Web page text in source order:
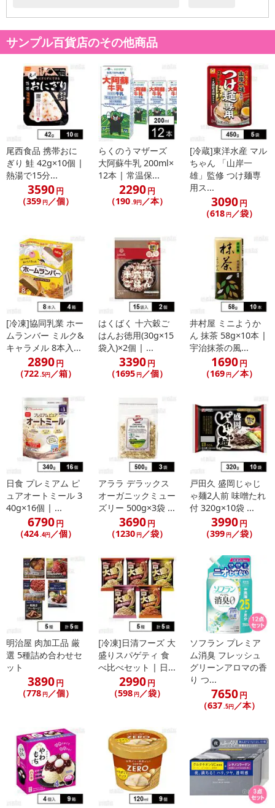
また、お届け日時のご指定は、お受けできません。宅配業者からの
不在票にてご対応ください。
※発送予定日は前後する場合がございます。また商品によって発送
日が異なります。
※dショッピングサンプル百貨店よりお届けする商品は、ご利用いた
だいた後のご感想をいただくことを目的としており、転売等は固く
禁じます。
転売等、目的以外での利用が確認された場合は、サービス利用を停
止させていただきます。
発送日カレンダー
休業日
■ その他共通および商品カテゴリー別注意事項（※必ずご確認くだ
さい）
サンプル百貨店のその他商品
尾西食品 携帯おに
ぎり 鮭 42g×10個 |
熱湯で15分...
3590円
（359 円／個）
らくのうマザーズ
大阿蘇牛乳 200ml×
12本 | 常温保...
2290円
（190.9円／本）
[冷蔵]東洋水産 マル
ちゃん 「山岸一
雄」監修 つけ麺専
用ス...
3090円
（618 円／袋）
[冷凍]協同乳業 ホー
ムランバー ミルク&
キャラメル 8本入...
2890円
（722.5円／箱）
はくばく 十六穀ご
はんお徳用(30g×15
袋入)×2個 | ...
3390円
（1695 円／個）
井村屋 ミニようか
ん 抹茶 58g×10本 |
宇治抹茶の風...
1690円
（169 円／本）
日食 プレミアム ピ
ュアオートミール 3
40g×16個 | ...
6790円
（424 .4円／個）
アララ デラックス
オーガニックミュー
ズリー 500g×3袋 ...
3690円
（1230 円 ／袋）
戸田久 盛岡じゃじ
ゃ麺2人前 味噌たれ
付 320g×10袋 ...
3990円
（399 円 ／袋）
明治屋 肉加工品 厳
選 5種詰め合わせセ
ット
3890円
（778 円／個）
[冷凍]日清フーズ 大
盛りスパゲティ 食
べ比べセット | 日...
2990円
（598 円／袋）
ソフラン プレミア
ム消臭 フレッシュ
グリーンアロマの香
り つ...
7650円
（637.5円／本）